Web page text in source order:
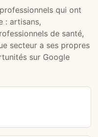
qui ont
: artisans,
de santé,
secteur a ses propres
sur Google